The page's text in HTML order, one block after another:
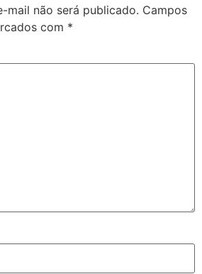
mail não será publicado. Campos
com *